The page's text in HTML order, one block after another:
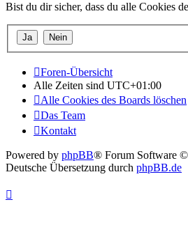
Bist du dir sicher, dass du alle Cookies
Foren-Übersicht
Alle Zeiten sind UTC+01:00
Alle Cookies des Boards löschen
Das Team
Kontakt
Powered by phpBB® Forum Software
Deutsche Übersetzung durch phpBB.de